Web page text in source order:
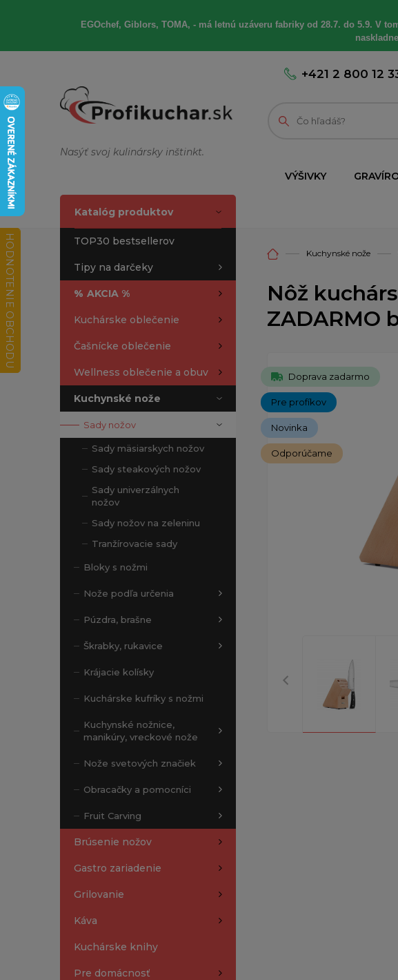
EGOchef, Giblors, TOMA, - má letnú uzáveru fabriky od 28.7. do 5.9. V
Nasýť svoj kulinársky inštinkt.
+421 2 800 12
VÝŠIVKY
Katalóg produktov
TOP30 bestsellerov
Tipy na darčeky
% AKCIA %
Kuchárske oblečenie
Čašnícke oblečenie
Wellness oblečenie a obuv
Kuchynské nože
Sady nožov
Sady mäsiarskych nožov
Sady steakových nožov
Sady univerzálnych
nožov
Sady nožov na zeleninu
Tranžírovacie sady
Bloky s nožmi
Nože podľa určenia
Púzdra, brašne
Škrabky, rukavice
Krájacie kolísky
Kuchárske kufríky s nožmi
Kuchynské nožnice,
manikúry, vreckové nože
Nože svetových značiek
Obracačky a pomocníci
Fruit Carving
Brúsenie nožov
Gastro zariadenie
Grilovanie
Káva
Kuchárske knihy
Pre domácnosť
Kuchynské nože
Nôž
ZADARMO
Doprava zadarmo
Pre profíkov
Novinka
Odporúčame
HODNOTENIE OBCHODU